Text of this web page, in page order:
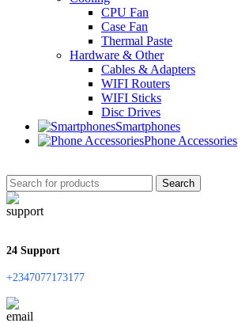
CPU Fan
Case Fan
Thermal Paste
Hardware & Other
Cables & Adapters
WIFI Routers
WIFI Sticks
Disc Drives
Smartphones
Phone Accessories
Search
24 Support
+2347077173177